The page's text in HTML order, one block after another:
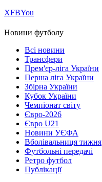
ХFBYou
Новини футболу
Всі новини
Трансфери
Прем'єр-ліга України
Перша ліга України
Збірна України
Кубок України
Чемпіонат світу
Євро-2026
Євро U21
Новини УЄФА
Вболівальниця тижня
Футбольні передачі
Ретро футбол
Публікації